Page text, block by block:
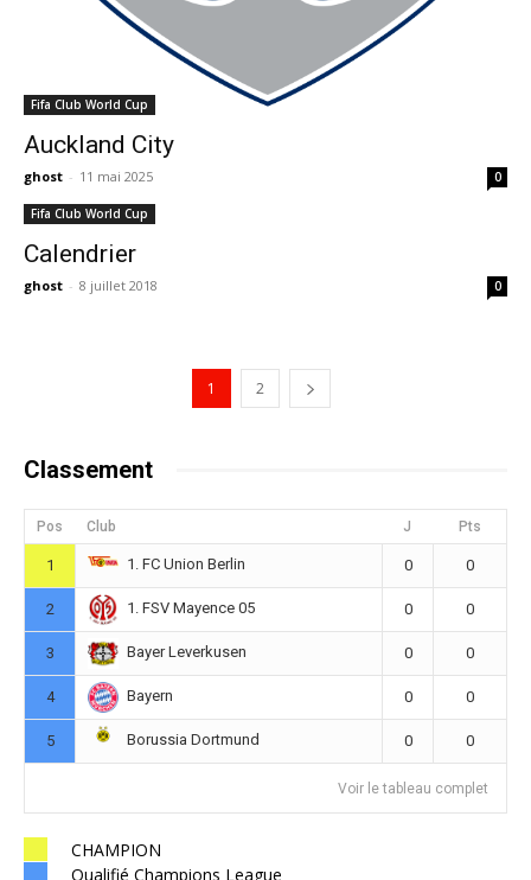
Fifa Club World Cup
Auckland City
ghost - 11 mai 2025 0
Fifa Club World Cup
Calendrier
ghost - 8 juillet 2018 0
1 2
Classement
Pos Club J Pts
1 1. FC Union Berlin 0 0
2 1. FSV Mayence 05 0 0
3 Bayer Leverkusen 0 0
4 Bayern 0 0
5 Borussia Dortmund 0 0
Voir le tableau complet
CHAMPION
Qualifié Champions League